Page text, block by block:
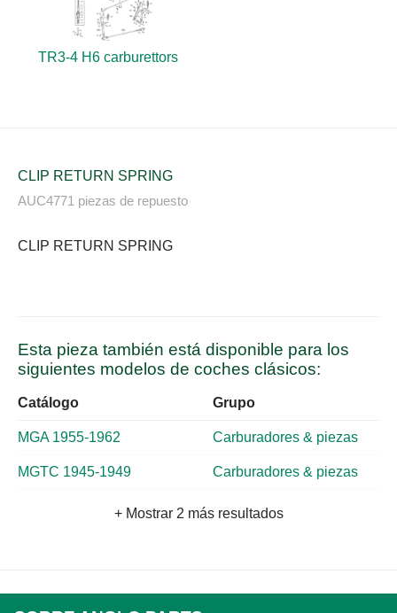
TR3-4 H6 carburettors
CLIP RETURN SPRING
AUC4771 piezas de repuesto
CLIP RETURN SPRING
Esta pieza también está disponible para los
siguientes modelos de coches clásicos:
Catálogo Grupo
MGA 1955-1962 Carburadores & piezas
MGTC 1945-1949 Carburadores & piezas
+ Mostrar 2 más resultados